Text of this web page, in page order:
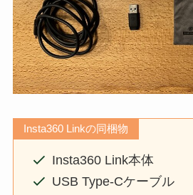
Insta360 Linkの同梱物
Insta360 Link本体
USB Type-Cケーブル